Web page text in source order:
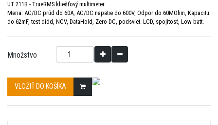
UT 211B - TrueRMS kliešťový multimeter
Meria: AC/DC prúd do 60A, AC/DC napätie do 600V, Odpor do 60MOhm, Kapacitu
do 62mF, test diód, NCV, DataHold, Zero DC, podsviet. LCD, spojitosť, Low batt.
Množstvo
VLOŽIŤ DO KOŠÍKA